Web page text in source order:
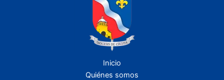
Inicio
Quiénes somos